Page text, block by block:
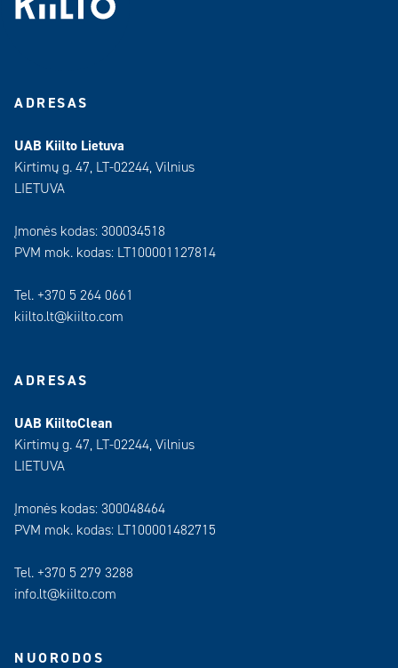
ADRESAS
UAB Kiilto Lietuva
Kirtimų g. 47, LT-02244, Vilnius
LIETUVA
Įmonės kodas: 300034518
PVM mok. kodas: LT100001127814
Tel. +370 5 264 0661
kiilto.lt@kiilto.com
ADRESAS
UAB KiiltoClean
Kirtimų g. 47, LT-02244, Vilnius
LIETUVA
Įmonės kodas: 300048464
PVM mok. kodas: LT100001482715
Tel. +370 5 279 3288
info.lt@kiilto.com
NUORODOS